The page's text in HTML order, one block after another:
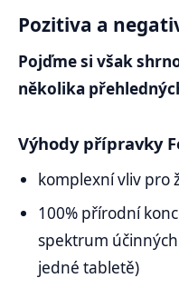
Pozitiva a
Pojďme si však
několika
Výhody přípravky
komplexní vliv pro
100% přírodní
spektrum
jedné tabletě)